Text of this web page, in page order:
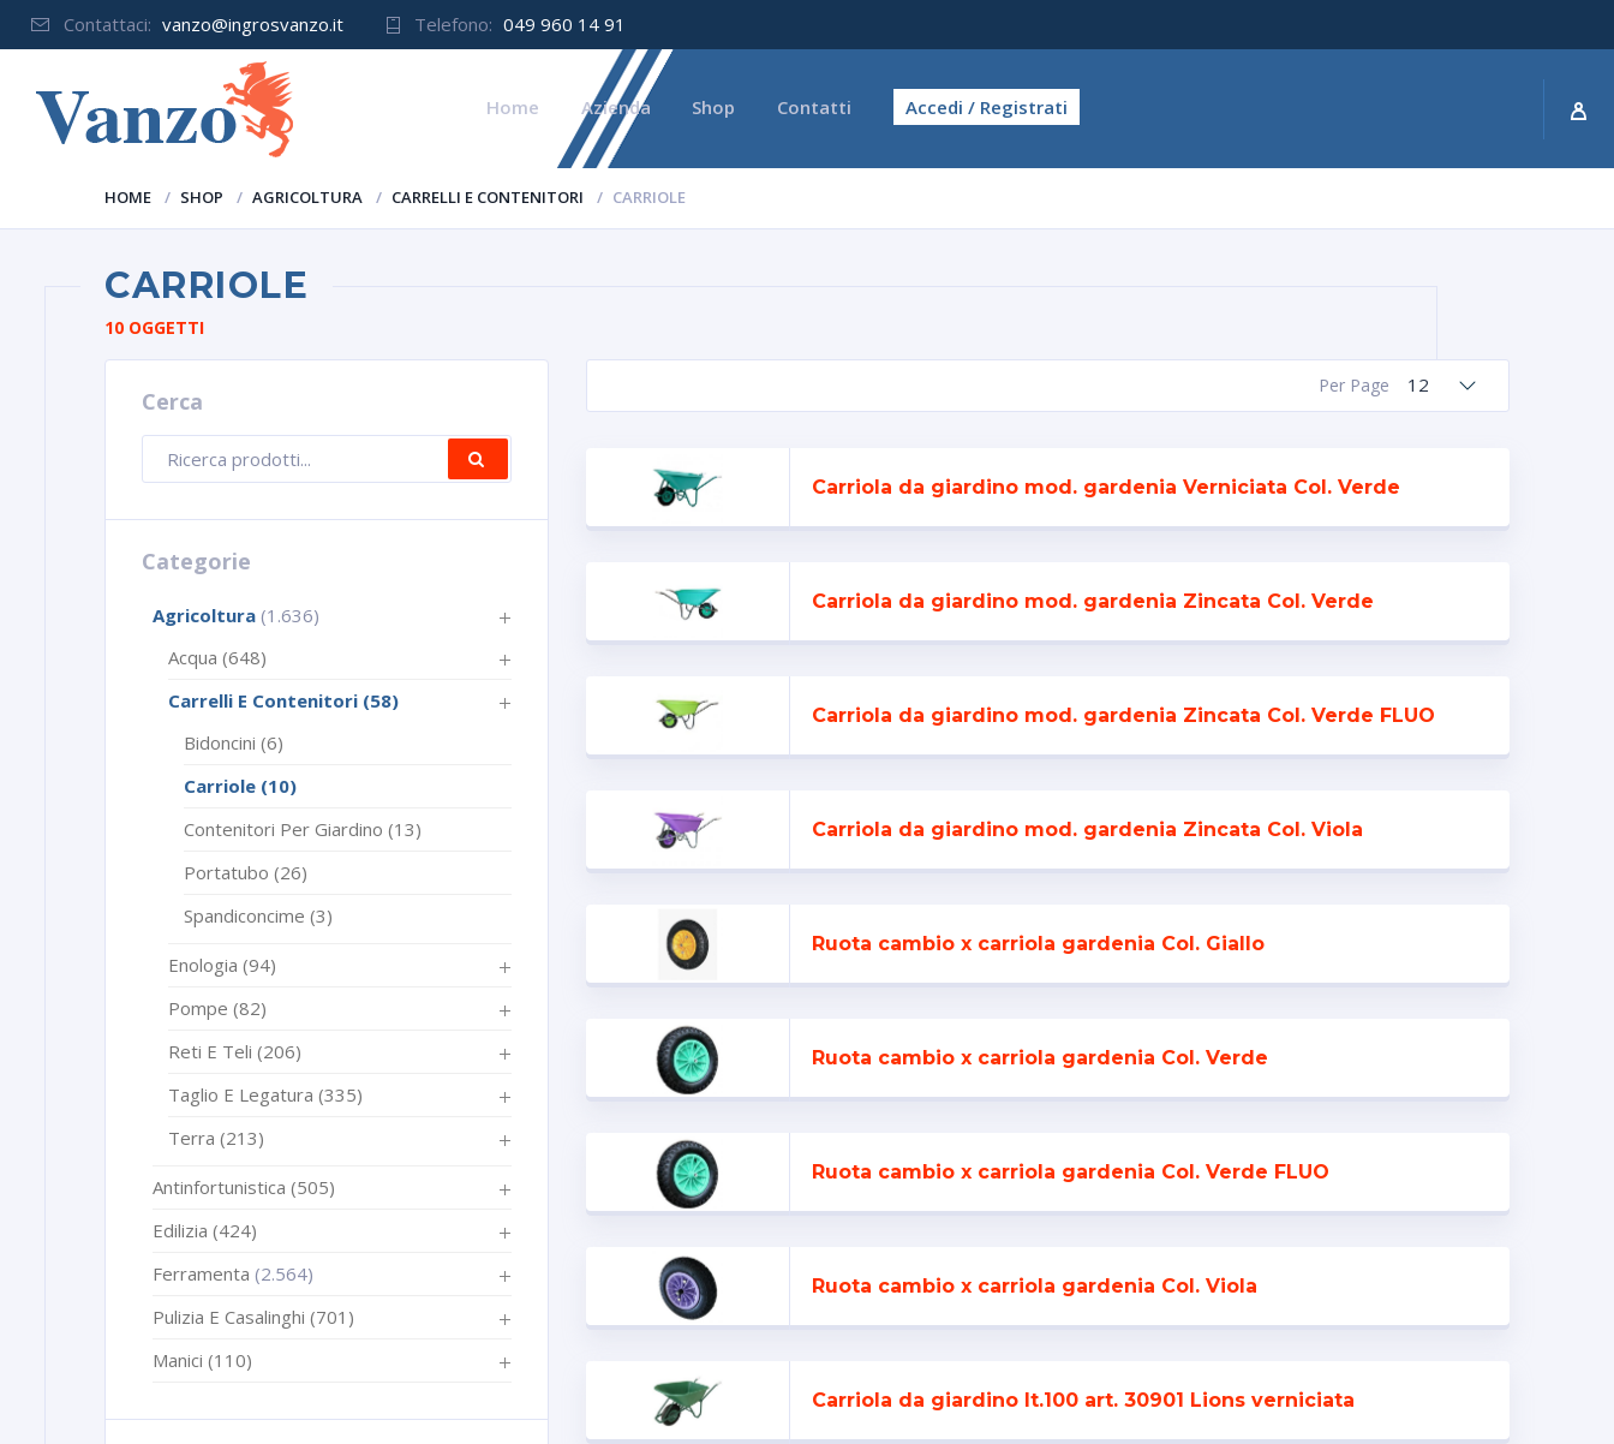
Contattaci: vanzo@ingrosvanzo.it Telefono: 049 960 14 91
Home Azienda Shop Contatti Accedi / Registrati
HOME SHOP AGRICOLTURA CARRELLI E CONTENITORI CARRIOLE
CARRIOLE
10 OGGETTI
Cerca
prodotti
Categorie
Agricoltura (1.636)
Acqua (648)
Carrelli E Contenitori (58)
Bidoncini (6)
Carriole (10)
Contenitori Per Giardino (13)
Portatubo (26)
Spandiconcime (3)
Enologia (94)
Pompe (82)
Reti E Teli (206)
Taglio E Legatura (335)
Terra (213)
Antinfortunistica (505)
Edilizia (424)
Ferramenta (2.564)
Pulizia E Casalinghi (701)
Manici (110)
Per Page 12
Carriola da giardino mod. gardenia Verniciata Col. Verde
Carriola da giardino mod. gardenia Zincata Col. Verde
Carriola da giardino mod. gardenia Zincata Col. Verde FLUO
Carriola da giardino mod. gardenia Zincata Col. Viola
Ruota cambio x carriola gardenia Col. Giallo
Ruota cambio x carriola gardenia Col. Verde
Ruota cambio x carriola gardenia Col. Verde FLUO
Ruota cambio x carriola gardenia Col. Viola
Carriola da giardino lt.100 art. 30901 Lions verniciata